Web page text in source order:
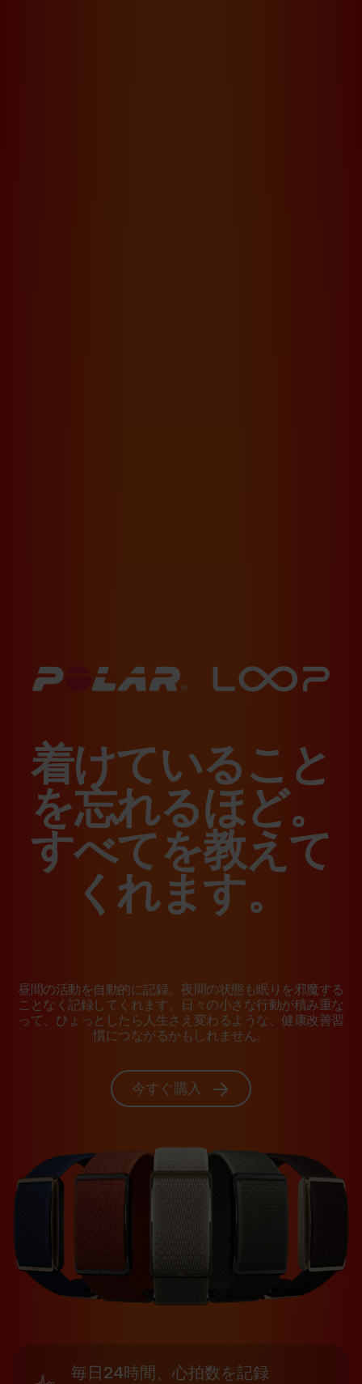
着けていること
を忘れるほど。
すべてを教えて
くれます。
昼間の活動を自動的に記録。夜間の状態も眠りを邪魔する
ことなく記録してくれます。日々の小さな行動が積み重な
って、ひょっとしたら人生さえ変わるような、健康改善習
慣につながるかもしれません。
今すぐ購入
毎日24時間、心拍数を記録